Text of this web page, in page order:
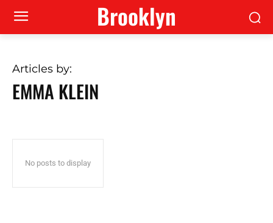
Brooklyn
Articles by:
EMMA KLEIN
No posts to display